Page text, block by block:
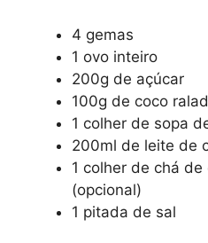
4 gemas
1 ovo inteiro
200g de açúcar
100g de coco
1 colher de sopa
200ml de leite de
1 colher de chá
(opcional)
1 pitada de sal